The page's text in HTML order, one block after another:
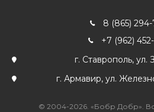
8 (865)
+7 (962)
г. Ставрополь, ул.
г. Армавир, ул.
© 2004-2026. «Бобр Добр».